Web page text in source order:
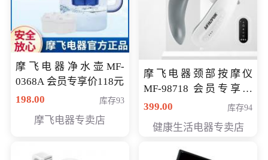
摩飞电器净水壶MF-
0368A 会员专享价118元
198.00
库存93
摩飞电器专卖店
摩飞电器颈部按摩仪
MF-98718 会员专享价
299元
399.00 库存94
健康生活电器专卖店